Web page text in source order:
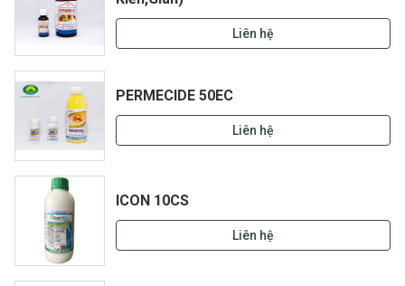
Liên hệ
PERMECIDE 50EC
Liên hệ
ICON 10CS
Liên hệ